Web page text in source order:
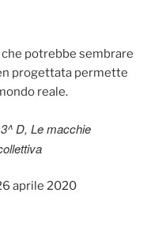
potrebbe sembrare
progettata permette
reale.
D, Le macchie
aprile 2020